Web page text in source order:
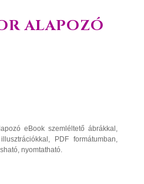
ALAPOZÓ
eBook szemléltető ábrákkal,
PDF formátumban,
nyomtatható.